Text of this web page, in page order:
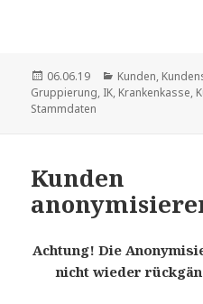
Veröffentlicht
am
06.06.19 Kategorien
Kunden,
Gruppierung, IK, Krankenkasse,
Stammdaten
Kunden
Achtung! Die
nicht wieder